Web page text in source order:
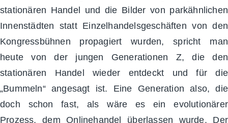
stationären Handel und die Bilder von parkähnlichen
Innenstädten statt Einzelhandelsgeschäften von den
Kongressbühnen propagiert wurden, spricht man
heute von der jungen Generationen Z, die den
stationären Handel wieder entdeckt und für die
„Bummeln“ angesagt ist. Eine Generation also, die
doch schon fast, als wäre es ein evolutionärer
Prozess, dem Onlinehandel überlassen wurde. Der